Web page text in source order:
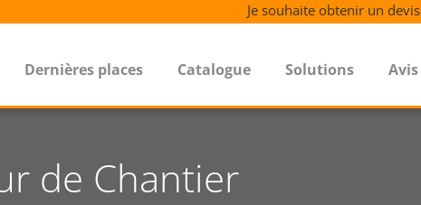
Je souhaite obtenir un devis
Dernières places Catalogue Solutions Avis
de Chantier